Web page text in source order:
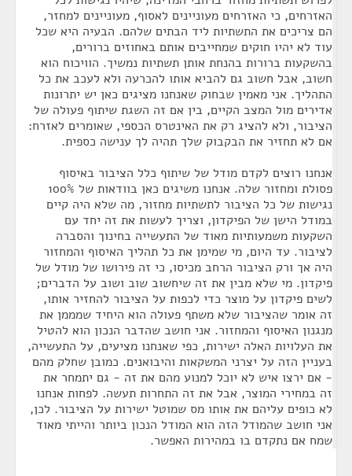
האזרחים, כי האזרחים מעוניינים לאסוף, מעוניינים למחזר,
הם צריכים את התשתיות ליד הבתים שלהם. הבעיה היא שכל
עוד לא יהיו חוקים שמחייבים אותם באחוזים ברורים,
בהשקעות ברורות בהנחת אותן תשתיות נמשיך. הוויכוח הוא
חשוב, אבל חשוב גם להביא אותו להכרעה ולא לעכב את כל
התהליך. אני מאמין שבחוק שאנחנו מציגים כאן יש יתרונות
אדירים מול המצב הקיים, בין אם זה השגת שיתוף פעולה של
הציבור, ולא להציג רק את האינטרס הכספי, שאומרים לאזרח:
אם לא תחזיר את הבקבוק שלך תהיה לך ענישה כספית.
אנחנו רוצים לקדם מודל של שיתוף כלל הציבור באיסוף
פסולת ומחזור שלה. אנחנו משיגים כאן בוודאות של 100%
נגישות של כל הציבור לתשתיות מחזור, מה שלא היה קיים
במודל הישן של הפיקדון, וצריך לעשות את זה יחד עם
השקעות משמעותיות מאוד של התעשייה בחינוך והסברה
לציבור. עד היום, מי שמימן את כל תהליך האיסוף והמחזור
היה אך ורק הציבור הרחב מכיסו, כי זה פירושו של מודל של
פיקדון. מי שלא מבין את זה שיחשוב שוב ושוב על הדברים;
לשים פיקדון על מוצר כדי לכפות על הציבור להחזיר אותו,
זה אומר שהציבור שלא משתף פעולה הוא היחיד שמממן את
מנגנון האיסוף והמחזור. אני חושב שהדבר הנכון הוא להטיל
את העלויות האלה ישירות, כפי שאנחנו מציעים, על התעשייה,
בעניין הזה על יצרני המשקאות והיבואנים. כמובן שחלק מהם
- אם ירצו איש לא יוכל למנוע מהם את זה - גם יתמחר את
זה במחירי המוצר, אבל את זה התחרות תעשה. לפחות אנחנו
לא כופים עליהם את אותו מס שמוטל ישירות על הציבור. לכן,
אני חושב שהמודל הזה הוא המודל הנכון ביותר והייתי מאוד
שמח אם נתקדם בו במהירות האפשר.